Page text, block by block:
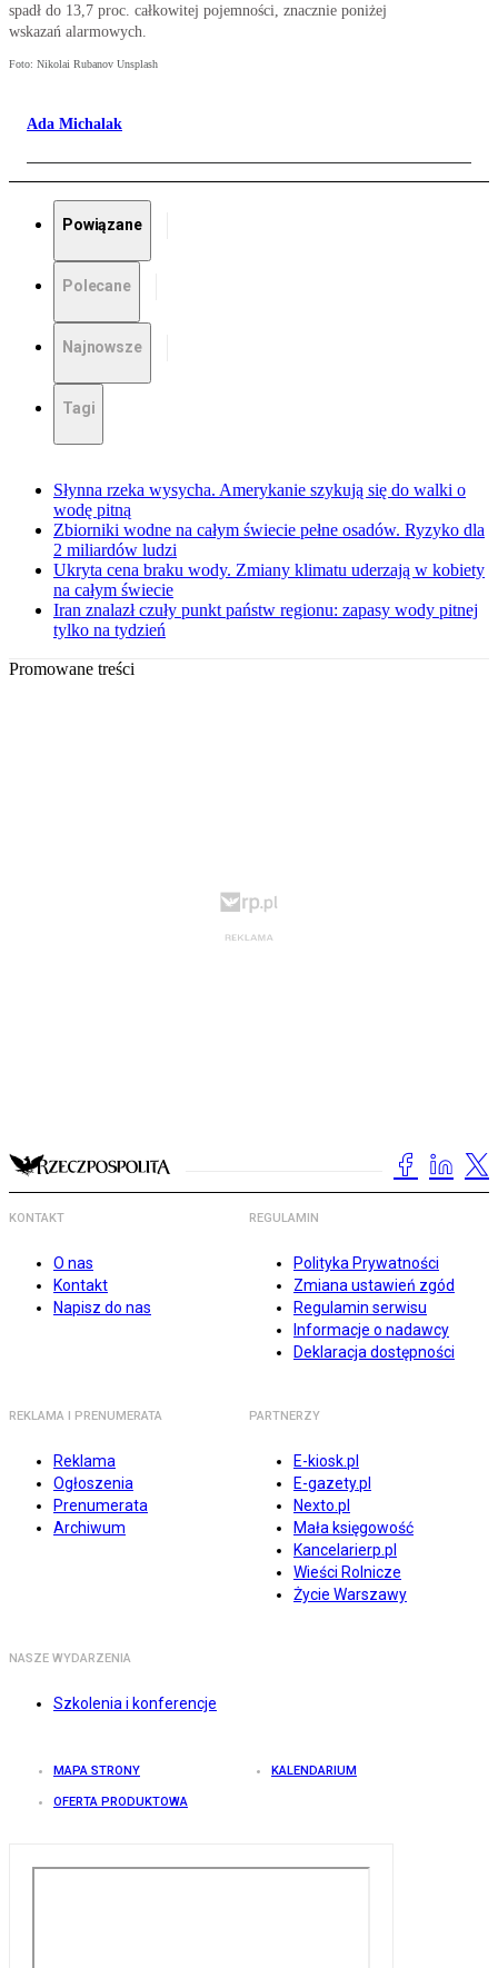
spadł do 13,7 proc. całkowitej pojemności, znacznie poniżej
wskazań alarmowych.
Foto: Nikolai Rubanov Unsplash
Ada Michalak
Powiązane
Polecane
Najnowsze
Tagi
Słynna rzeka wysycha. Amerykanie szykują się do walki o
wodę pitną
Zbiorniki wodne na całym świecie pełne osadów. Ryzyko dla
2 miliardów ludzi
Ukryta cena braku wody. Zmiany klimatu uderzają w kobiety
na całym świecie
Iran znalazł czuły punkt państw regionu: zapasy wody pitnej
tylko na tydzień
Promowane treści
KONTAKT
O nas
Kontakt
Napisz do nas
REGULAMIN
Polityka Prywatności
Zmiana ustawień zgód
Regulamin serwisu
Informacje o nadawcy
Deklaracja dostępności
REKLAMA I PRENUMERATA
Reklama
Ogłoszenia
Prenumerata
Archiwum
PARTNERZY
E-kiosk.pl
E-gazety.pl
Nexto.pl
Mała księgowość
Kancelarierp.pl
Wieści Rolnicze
Życie Warszawy
NASZE WYDARZENIA
Szkolenia i konferencje
MAPA STRONY KALENDARIUM
OFERTA PRODUKTOWA